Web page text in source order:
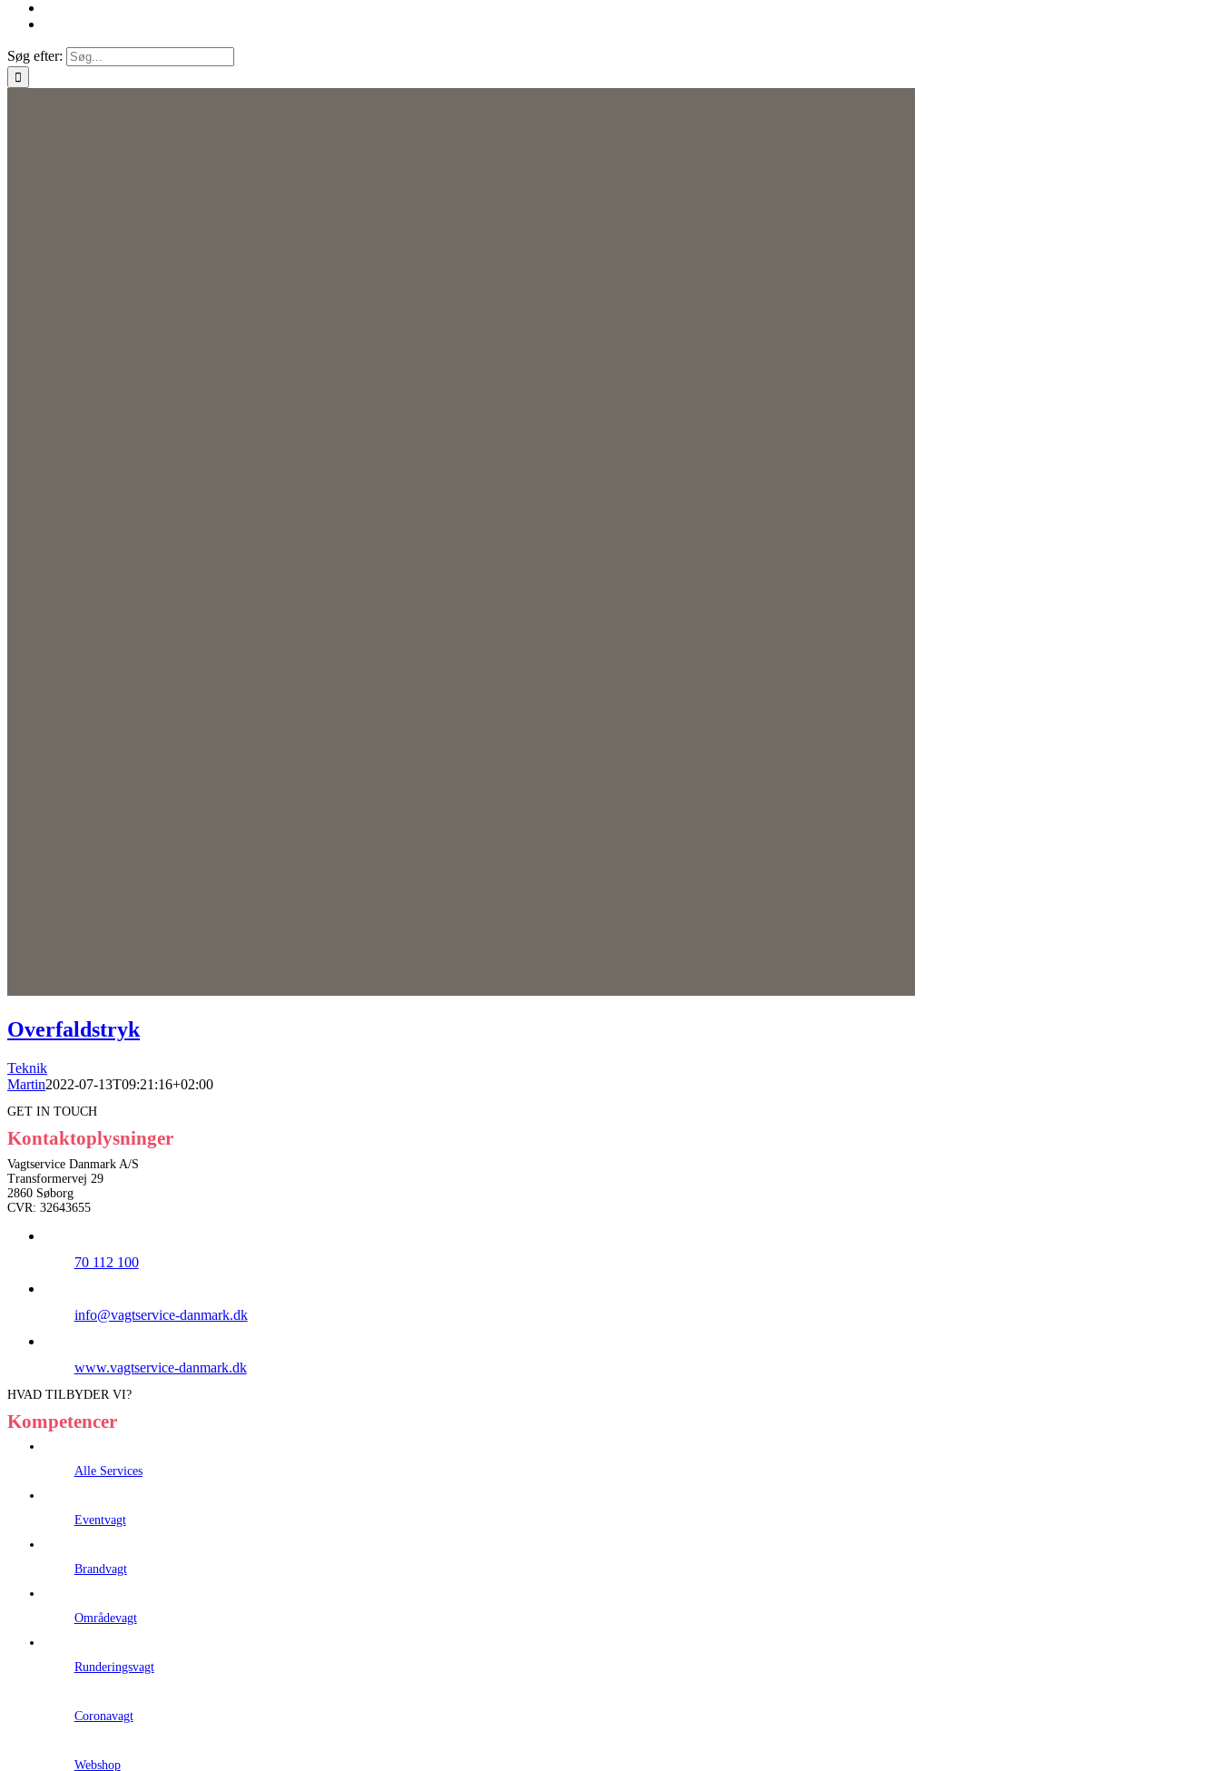
Søg efter:
Overfaldstryk
Teknik
Martin2022-07-13T09:21:16+02:00
GET IN TOUCH
Kontaktoplysninger
Vagtservice Danmark A/S
Transformervej 29
2860 Søborg
CVR: 32643655
70 112 100
info@vagtservice-danmark.dk
www.vagtservice-danmark.dk
HVAD TILBYDER VI?
Kompetencer
Alle Services
Eventvagt
Brandvagt
Områdevagt
Runderingsvagt
Coronavagt
Webshop